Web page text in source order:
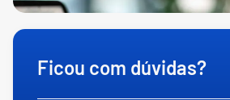
Ficou com dúvidas?